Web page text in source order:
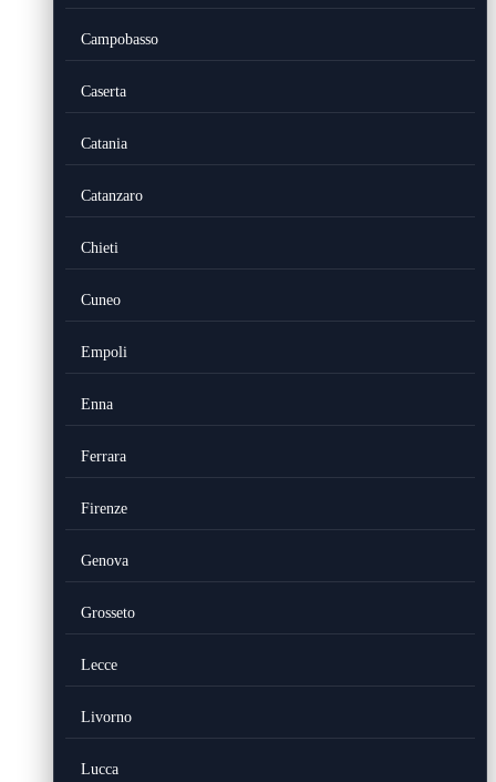
Campobasso
Caserta
Catania
Catanzaro
Chieti
Cuneo
Empoli
Enna
Ferrara
Firenze
Genova
Grosseto
Lecce
Livorno
Lucca